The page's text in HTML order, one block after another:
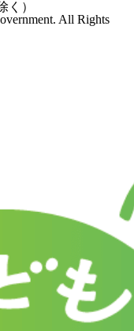
く）
All Rights